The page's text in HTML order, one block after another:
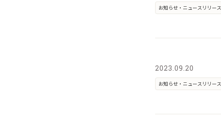
お知らせ・ニュースリリース
2023.09.20
お知らせ・ニュースリリース